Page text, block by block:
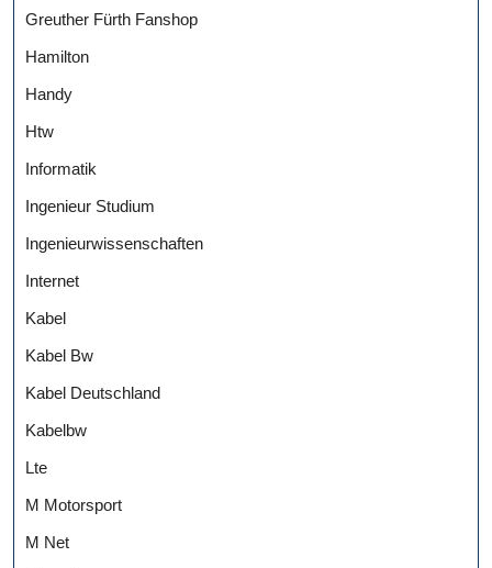
Greuther Fürth Fanshop
Hamilton
Handy
Htw
Informatik
Ingenieur Studium
Ingenieurwissenschaften
Internet
Kabel
Kabel Bw
Kabel Deutschland
Kabelbw
Lte
M Motorsport
M Net